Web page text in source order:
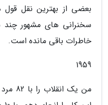
بعضی از بهترین نقل
سخنرانی های مشهور چند
خاطرات باقی مانده است.
1959
من یک